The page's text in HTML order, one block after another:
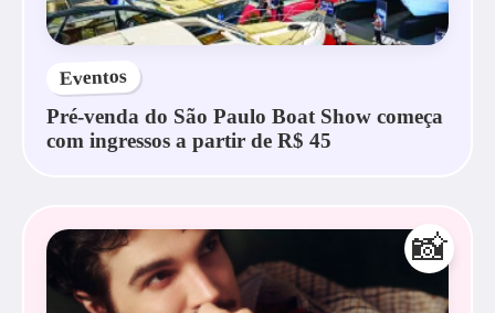
Eventos
Pré-venda do São Paulo Boat Show começa
com ingressos a partir de R$ 45
📸